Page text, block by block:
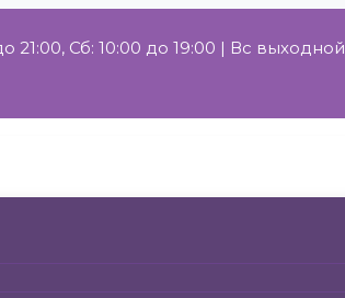
21:00, Сб: 10:00 до 19:00 | Вс выходной